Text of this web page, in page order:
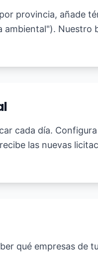
provincia, añade
Nuestro
cada día.
las nuevas
qué empresas de